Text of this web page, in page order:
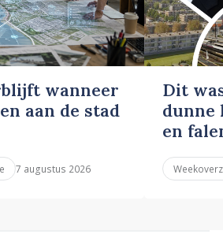
wanneer
aan de stad
7 augustus 2026
Dit
dunne
en